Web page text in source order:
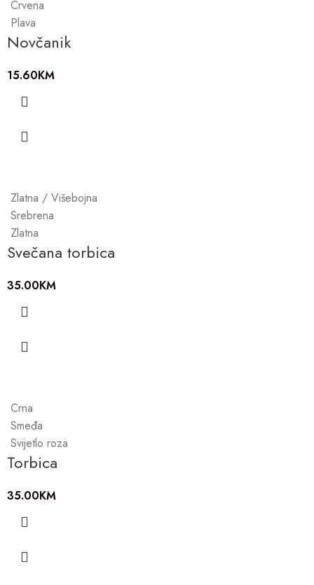
Crvena
Plava
Novčanik
15.60KM
Zlatna / Višebojna
Srebrena
Zlatna
Svečana torbica
35.00KM
Crna
Smeđa
Svijetlo roza
Torbica
35.00KM